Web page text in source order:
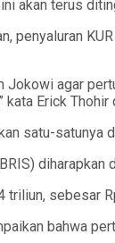
akan terus
penyaluran
Jokowi agar
kata Erick
satu-satunya
triliun, sebesar
bahwa